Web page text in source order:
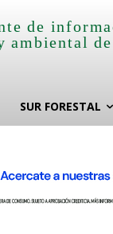
de
ambiental
SUR FORESTAL